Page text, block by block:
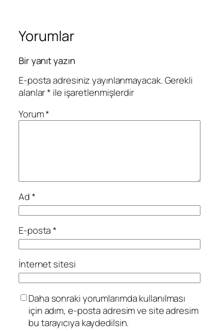
Yorumlar
Bir yanıt yazın
E-posta adresiniz yayınlanmayacak.Gerekli
alanlar* ile işaretlenmişlerdir
Yorum*
Ad*
E-posta*
İnternet sitesi
Daha sonraki yorumlarımda kullanılması
için adım, e-posta adresim ve site adresim
bu tarayıcıya kaydedilsin.